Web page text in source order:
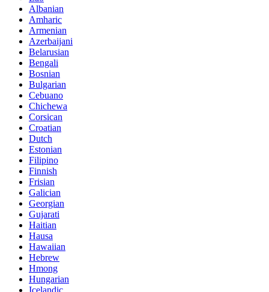
Albanian
Amharic
Armenian
Azerbaijani
Belarusian
Bengali
Bosnian
Bulgarian
Cebuano
Chichewa
Corsican
Croatian
Dutch
Estonian
Filipino
Finnish
Frisian
Galician
Georgian
Gujarati
Haitian
Hausa
Hawaiian
Hebrew
Hmong
Hungarian
Icelandic